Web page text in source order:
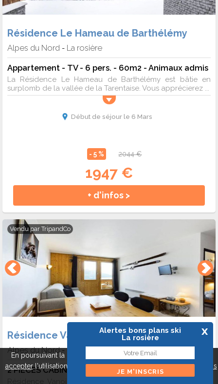
Résidence Le Hameau de Barthélémy
Alpes du Nord - La rosière
Appartement - TV - 6 pers. - 60m2 - Animaux admis
La Résidence Le Hameau de Barthélémy est bâtie en
surplomb de la vallée de la Tarentaise. Vous apprécierez ...
Début de séjour le 6 Mars
- 5 % 2044 €
1947 €
+ d'infos >
Vendu parTripandCo
Résidence Vanoise
Alpes du Nord-La rosière
Alertes bons plans ski
La rosière
x
En poursuivant la navigation sur ce site, vous pouvez
accepterl'utilisation de cookies pour mieux vous servir.
A propos
des cookies
Fermer